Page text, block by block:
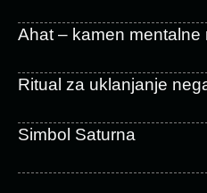
Ahat – kamen mentalne
Ritual za uklanjanje
Simbol Saturna